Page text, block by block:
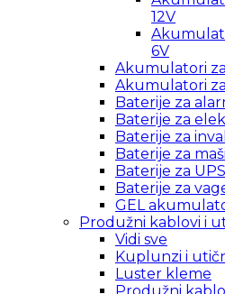
12V
6V
Akumulatori
Akumulatori
Baterije za
Baterije za
Baterije za
Baterije za
Baterije za UPS
Baterije za
GEL
Produžni kablovi i
Vidi sve
Kuplunzi i
Luster kleme